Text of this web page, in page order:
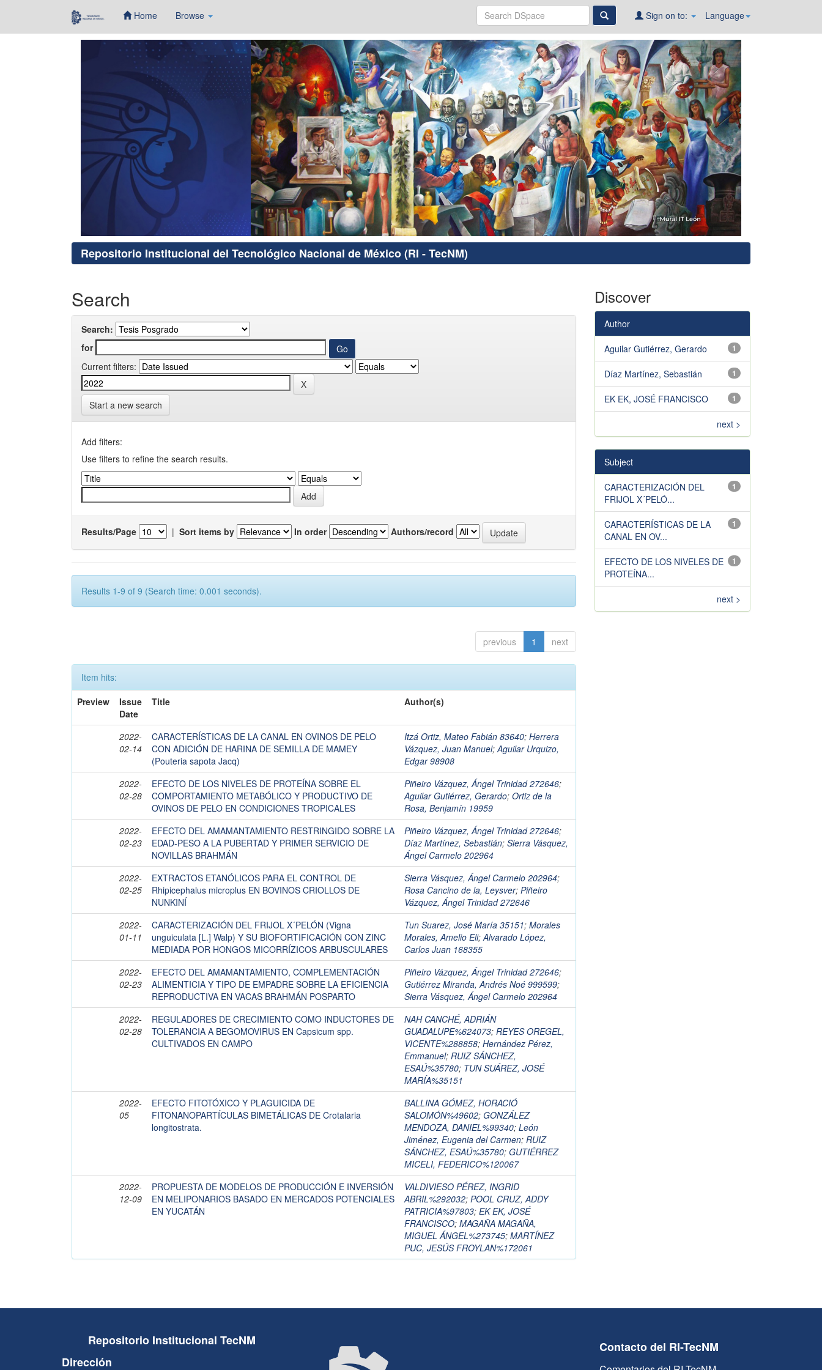
Home Browse Language
Sign on to:
Repositorio Institucional del Tecnológico Nacional de México (RI - TecNM)
Search
Search:
for
Current filters:
Start a new search
Add filters:
Use filters to refine the search results.
Results/Page | Sort items by In order Authors/record
Results 1-9 of 9 (Search time: 0.001 seconds).
previous 1 next
Item hits:
Preview
Issue
Date
Title Author(s)
2022-
02-14
CARACTERÍSTICAS DE LA CANAL EN OVINOS DE PELO
CON ADICIÓN DE HARINA DE SEMILLA DE MAMEY
(Pouteria sapota Jacq)
Itzá Ortiz, Mateo Fabián 83640; Herrera
Vázquez, Juan Manuel;Aguilar Urquizo,
Edgar 98908
2022-
02-28
EFECTO DE LOS NIVELES DE PROTEÍNA SOBRE EL
COMPORTAMIENTO METABÓLICO Y PRODUCTIVO DE
OVINOS DE PELO EN CONDICIONES TROPICALES
Piñeiro Vázquez, Ángel Trinidad 272646;
Aguilar Gutiérrez, Gerardo; Ortiz de la
Rosa, Benjamín 19959
2022-
02-23
EFECTO DEL AMAMANTAMIENTO RESTRINGIDO SOBRE LA
EDAD-PESO A LA PUBERTAD Y PRIMER SERVICIO DE
NOVILLAS BRAHMÁN
Piñeiro Vázquez, Ángel Trinidad 272646;
Díaz Martínez, Sebastián; Sierra Vásquez,
Ángel Carmelo 202964
2022-
02-25
EXTRACTOS ETANÓLICOS PARA EL CONTROL DE
Rhipicephalus microplus EN BOVINOS CRIOLLOS DE
NUNKINÍ
Sierra Vásquez, Ángel Carmelo 202964;
Rosa Cancino de la, Leysver; Piñeiro
Vázquez, Ángel Trinidad 272646
2022-
01-11
CARACTERIZACIÓN DEL FRIJOL X´PELÓN (Vigna
unguiculata [L.] Walp) Y SU BIOFORTIFICACIÓN CON ZINC
MEDIADA POR HONGOS MICORRÍZICOS ARBUSCULARES
Tun Suarez, José María 35151; Morales
Morales, Amelio Eli;Alvarado López,
Carlos Juan 168355
2022-
02-23
EFECTO DEL AMAMANTAMIENTO, COMPLEMENTACIÓN
ALIMENTICIA Y TIPO DE EMPADRE SOBRE LA EFICIENCIA
REPRODUCTIVA EN VACAS BRAHMÁN POSPARTO
Piñeiro Vázquez, Ángel Trinidad 272646;
Gutiérrez Miranda, Andrés Noé 999599;
Sierra Vásquez, Ángel Carmelo 202964
2022-
02-28
REGULADORES DE CRECIMIENTO COMO INDUCTORES DE
TOLERANCIA A BEGOMOVIRUS EN Capsicum spp.
CULTIVADOS EN CAMPO
NAH CANCHÉ, ADRIÁN
GUADALUPE%624073; REYES OREGEL,
VICENTE%288858; Hernández Pérez,
Emmanuel; RUIZ SÁNCHEZ,
ESAÚ%35780; TUN SUÁREZ, JOSÉ
MARÍA%35151
2022-
05
EFECTO FITOTÓXICO Y PLAGUICIDA DE
FITONANOPARTÍCULAS BIMETÁLICAS DE Crotalaria
longitostrata.
BALLINA GÓMEZ, HORACIÓ
SALOMÓN%49602; GONZÁLEZ
MENDOZA, DANIEL%99340; León
Jiménez, Eugenia del Carmen; RUIZ
SÁNCHEZ, ESAÚ%35780; GUTIÉRREZ
MICELI, FEDERICO%120067
2022-
12-09
PROPUESTA DE MODELOS DE PRODUCCIÓN E INVERSIÓN
EN MELIPONARIOS BASADO EN MERCADOS POTENCIALES
EN YUCATÁN
VALDIVIESO PÉREZ, INGRID
ABRIL%292032; POOL CRUZ, ADDY
PATRICIA%97803; EK EK, JOSÉ
FRANCISCO; MAGAÑA MAGAÑA,
MIGUEL ÁNGEL%273745; MARTÍNEZ
PUC, JESÚS FROYLAN%172061
Discover
Author
1
Aguilar Gutiérrez, Gerardo
1
Díaz Martínez, Sebastián
1
EK EK, JOSÉ FRANCISCO
next >
Subject
1
CARACTERIZACIÓN DEL
FRIJOL X´PELÓ...
1
CARACTERÍSTICAS DE LA
CANAL EN OV...
1
EFECTO DE LOS NIVELES DE
PROTEÍNA...
next >
Repositorio Institucional TecNM
Dirección
Contacto del RI-TecNM